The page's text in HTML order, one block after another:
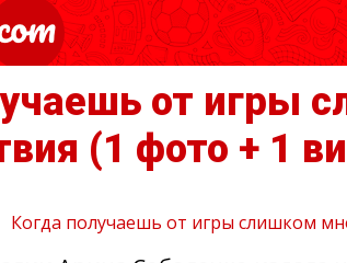
от игры
(1 фото + 1